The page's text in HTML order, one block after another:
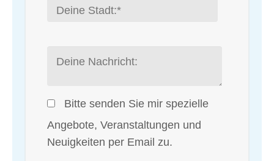
Bitte senden Sie mir spezielle
Angebote, Veranstaltungen und
Neuigkeiten per Email zu.